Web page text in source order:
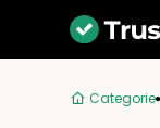
Categorie